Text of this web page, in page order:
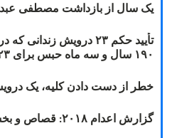
یک سال از بازداشت مصطفی
تأیید حکم ۲۳ درویش
۱۹۰ سال و سه ماه حبس برای ۲۳ درویش گنابادی قطعی شد
خطر از دست دادن کلیه، یک
گزارش اعدام ۲۰۱۸: قصاص و بخشش